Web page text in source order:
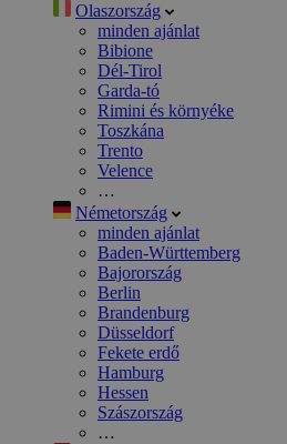
Olaszország
minden ajánlat
Bibione
Dél-Tirol
Garda-tó
Rimini és környéke
Toszkána
Trento
Velence
…
Németország
minden ajánlat
Baden-Württemberg
Bajorország
Berlin
Brandenburg
Düsseldorf
Fekete erdő
Hamburg
Hessen
Szászország
…